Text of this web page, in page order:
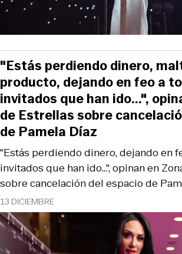
13 DICIEMBRE
"Estás perdiendo dinero, dejando en
invitados que han ido...", opinan en
sobre cancelación del espacio de
"Estás perdiendo dinero,
producto, dejando en feo a
invitados que han ido...",
de Estrellas sobre
de Pamela Díaz